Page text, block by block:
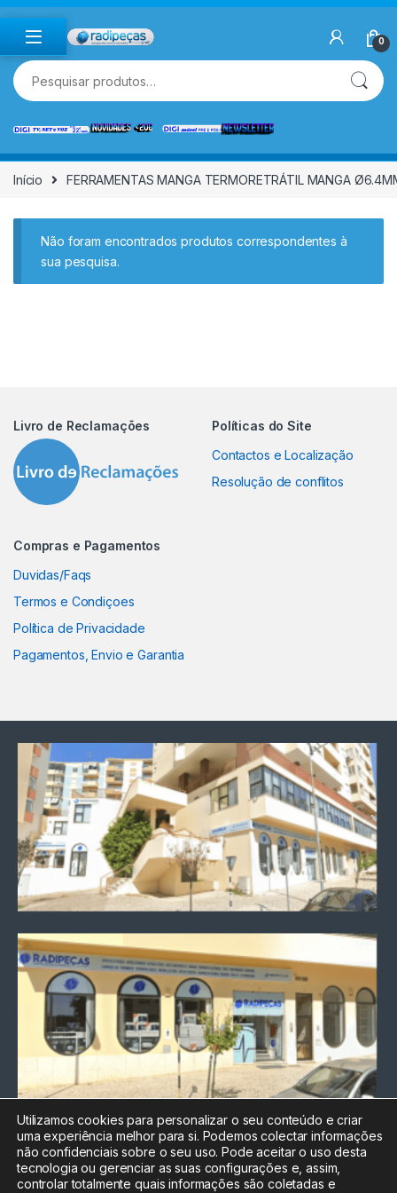
Skip to navigation
Skip to content
0
Pesquisar por:
Início FERRAMENTAS MANGA TERMORETRÁTIL MANGA
Não foram encontrados produtos correspondentes à
sua pesquisa.
Livro de Reclamações
Políticas do Site
Contactos e Localização
Resolução de conflitos
Compras e Pagamentos
Duvidas/Faqs
Termos e Condiçoes
Política de Privacidade
Pagamentos, Envio e Garantia
Chamada para a rede fixa
nacional
Electrónica:212
Utilizamos cookies para personalizar o seu conteúdo e criar
uma experiência melhor para si. Podemos colectar informações
não confidenciais sobre o seu uso. Pode aceitar o uso desta
tecnologia ou gerenciar as suas configurações e, assim,
controlar totalmente quais informações são coletadas e